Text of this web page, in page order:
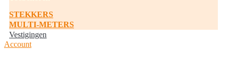
STEKKERS
MULTI-METERS
Vestigingen
Account